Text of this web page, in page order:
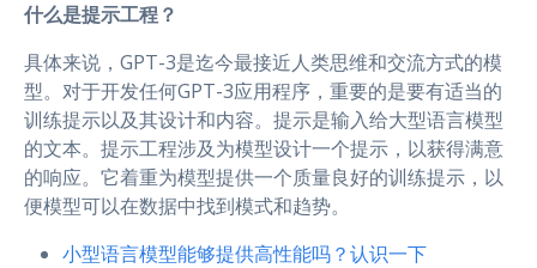
什么是提示工程？
具体来说，GPT-3是迄今最接近人类思维和交流方式的模
型。对于开发任何GPT-3应用程序，重要的是要有适当的
训练提示以及其设计和内容。提示是输入给大型语言模型
的文本。提示工程涉及为模型设计一个提示，以获得满意
的响应。它着重为模型提供一个质量良好的训练提示，以
便模型可以在数据中找到模式和趋势。
小型语言模型能够提供高性能吗？认识一下